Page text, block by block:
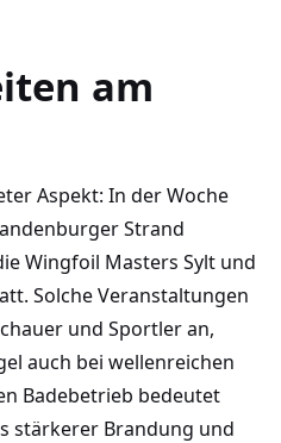
am
Aspekt: In der Woche
Strand
Wingfoil Masters Sylt und
Solche Veranstaltungen
und Sportler an,
auch bei wellenreichen
Badebetrieb bedeutet
stärkerer Brandung und